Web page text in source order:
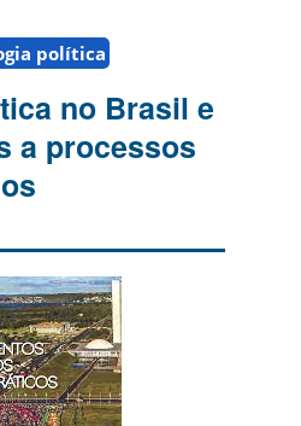
política
no Brasil e
a processos